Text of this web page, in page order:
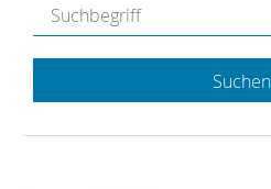
Suchen